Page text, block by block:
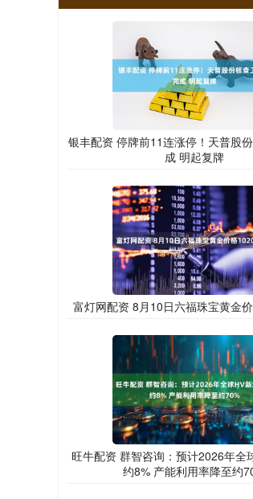
银丰配资 停牌前11连涨停！天普股
成 明起复牌
富灯网配资 8月10日六福珠宝黄金
旺牛配资 群智咨询：预计2026年全
约8% 产能利用率降至约